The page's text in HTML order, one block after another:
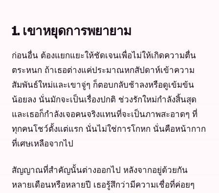
1. เขาหยุดการพยายาม
ก่อนอื่น ต้องแยกแยะให้ชัดเจนเพื่อไม่ให้เกิดความตื่น
ตระหนก ถ้าเธอต่างแค่ประมาณหกสัปดาห์เข้าความ
สัมพันธ์ใหม่และเขาจู่ๆ ก็ตอบกลับช้าลงหรือดูเข้มข้น
น้อยลง นั่นมักจะเป็นเรื่องปกติ ช่วงรักใหม่กำลังสิ้นสุด
และเธอก็กำลังเจอคนจริงแทนที่จะเป็นภาพสะอาดๆ ที่
ทุกคนโชว์ตั้งแต่แรก นั่นไม่ใช่การโกหก นั่นคือหน้ากาก
ที่เศษเหลือจากไป
สัญญาณที่สำคัญนั้นต่างออกไป หลังจากอยู่ด้วยกัน
หลายเดือนหรือหลายปี เธอรู้สึกว่ามีความเชื่อที่ค่อยๆ